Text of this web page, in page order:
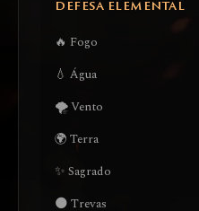
DEFESA ELEMENTAL
🔥 Fogo
💧 Água
🌪️ Vento
🌍 Terra
✨ Sagrado
🌑 Trevas